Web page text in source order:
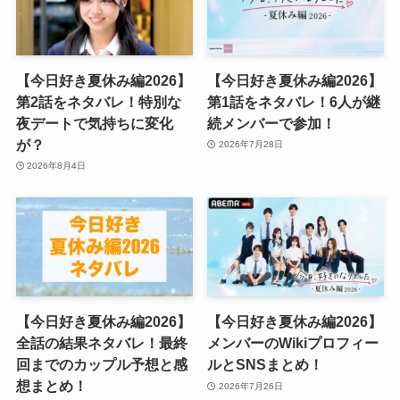
【今日好き夏休み編2026】
第2話をネタバレ！特別な
夜デートで気持ちに変化
が？
2026年8月4日
【今日好き夏休み編2026】
第1話をネタバレ！6人が継
続メンバーで参加！
2026年7月28日
【今日好き夏休み編2026】
全話の結果ネタバレ！最終
回までのカップル予想と感
想まとめ！
【今日好き夏休み編2026】
メンバーのWikiプロフィー
ルとSNSまとめ！
2026年7月26日